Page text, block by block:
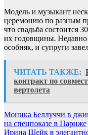
Модель и музыкант
церемонию по разным
что свадьба состоится
их годовщины. Недавно
особняк, и супруги
ЧИТАТЬ ТАКЖЕ:
контракт по
вертолета
Навигация
по
Моника Беллуччи в
на спецпоказе в Париже
Ирина Шейк в